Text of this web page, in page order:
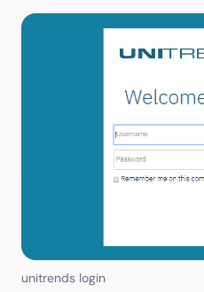
unitrends login